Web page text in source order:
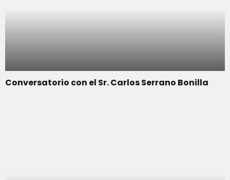
Conversatorio con el Sr. Carlos Serrano Bonilla